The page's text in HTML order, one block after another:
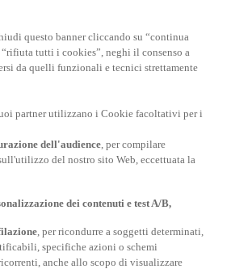
questo banner cliccando su “continua
“rifiuta tutti i cookies”, neghi il consenso a
da quelli funzionali e tecnici strettamente
partner utilizzano i Cookie facoltativi per i
dell'audience, per compilare
del nostro sito Web, eccettuata la
dei contenuti e test A/B,
, per ricondurre a soggetti determinati,
specifiche azioni o schemi
anche allo scopo di visualizzare